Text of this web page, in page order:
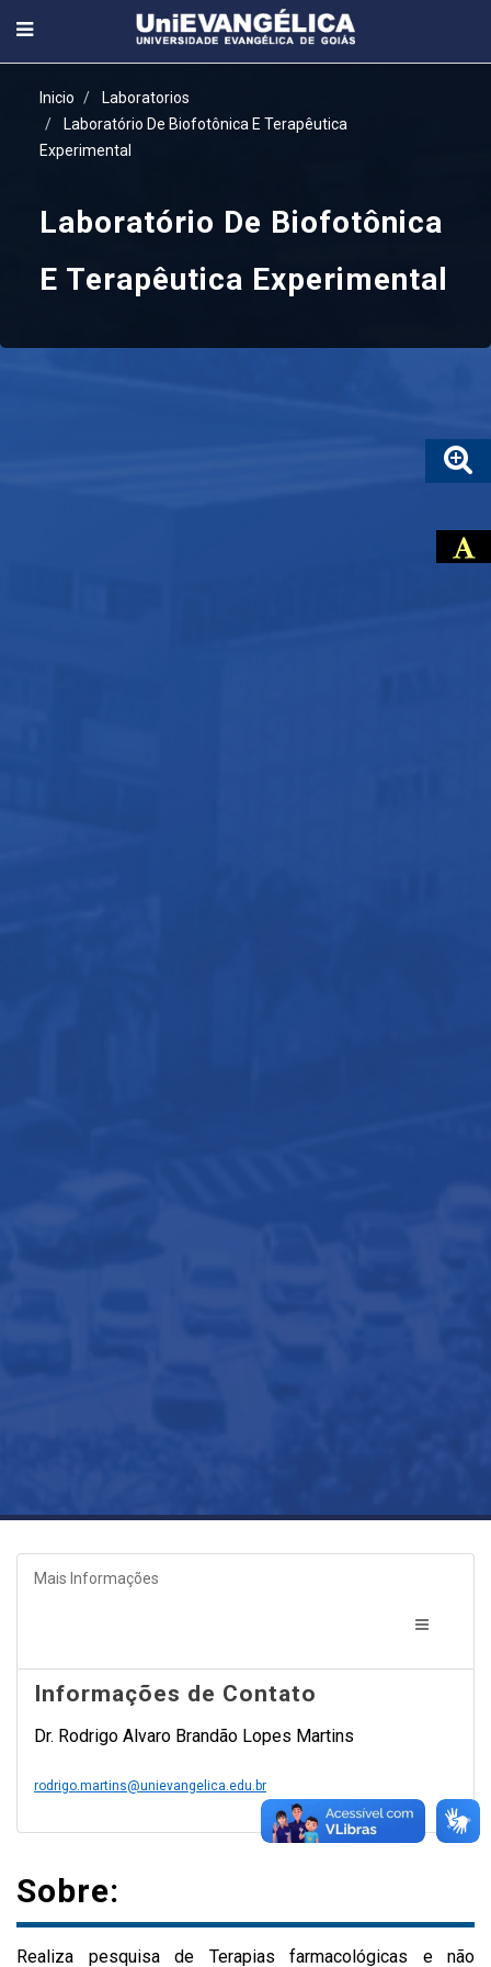
Inicio
Laboratorios
Laboratório De Biofotônica E Terapêutica
Experimental
Laboratório De Biofotônica
E Terapêutica Experimental
Mais Informações
Informações de Contato
Dr. Rodrigo Alvaro Brandão Lopes Martins
rodrigo.martins@unievangelica.edu.br
Sobre:
Realiza pesquisa de Terapias farmacológicas e não